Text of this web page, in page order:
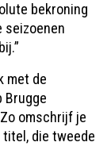
bekroning
seizoenen
met de
Brugge
omschrijf je
titel, die tweede